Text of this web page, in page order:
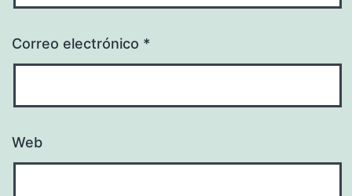
Correo electrónico *
Web